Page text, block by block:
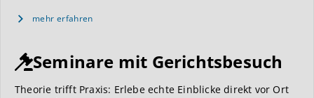
mehr erfahren
Seminare mit Gerichtsbesuch
Theorie trifft Praxis: Erlebe echte Einblicke direkt vor Ort